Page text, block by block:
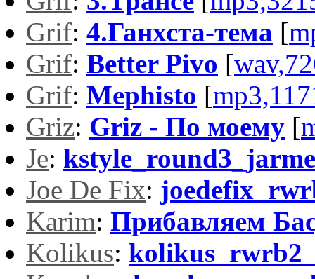
Grif: 4.Ганхста-тема [
Grif: Better Pivo [
Grif: Mephisto [
Griz: Griz - По моему [
Je:
Joe De Fix:
Karim: Прибавляем
Kolikus: